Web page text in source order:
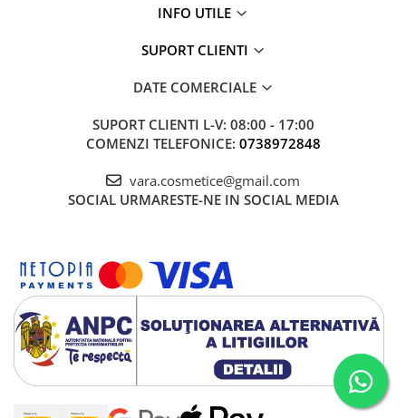
INFO UTILE
SUPORT CLIENTI
DATE COMERCIALE
SUPORT CLIENTI L-V: 08:00 - 17:00
COMENZI TELEFONICE: 0738972848
vara.cosmetice@gmail.com
SOCIAL URMARESTE-NE IN SOCIAL MEDIA